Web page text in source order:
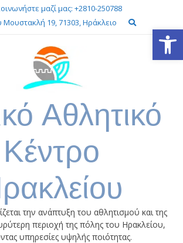
μαζί μας: +2810-250788
19, 71303, Ηράκλειο
Αθλητικό
Κέντρο
την ανάπτυξη του αθλητισμού και της
περιοχή της πόλης του Ηρακλείου,
υπηρεσίες υψηλής ποιότητας.